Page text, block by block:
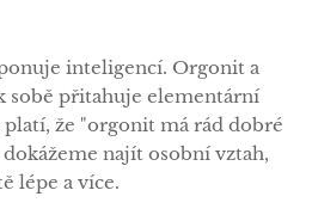
inteligencí. Orgonit a
sobě přitahuje elementární
že "orgonit má rád dobré
najít osobní vztah,
lépe a více.